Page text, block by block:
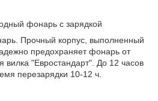
фонарь с зарядкой
Прочный корпус, выполненный
предохраняет фонарь от
вилка "Евростандарт". До 12 часов
перезарядки 10-12 ч.